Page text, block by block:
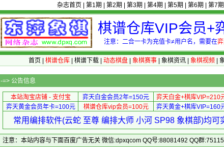
杂志首页 第1期 第2期 第3期 第4期 第5期 第6期 第7期
棋谱仓库VIP会员+
注意：二合一卡为充值卡≠用户名，需要在
首页 棋谱仓库| 棋谱下载| 动态棋盘| 象棋赛事| 象棋资讯| 象棋视频
-=> 公告信息
本站淘宝店铺 - 支付宝 弈天白金会员2年=150元 弈天白金+棋库VIP=210
弈天黄金会员年卡=100元
棋谱仓库vip会员=100元 弈天黄金+棋库VIP=160
常用编排软件(云蛇 至尊 编排大师 小河 SP98 象棋部)均
注意：本站内容与下面百度广告无关 微信:dpxqcom QQ号:88081492 QQ群